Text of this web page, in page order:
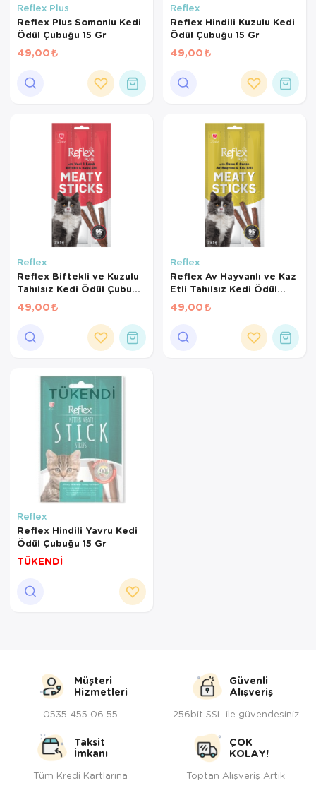
Reflex Plus
Reflex Plus Somonlu Kedi
Ödül Çubuğu 15 Gr
49,00
Reflex
Reflex Hindili Kuzulu Kedi
Ödül Çubuğu 15 Gr
49,00
Reflex
Reflex Biftekli ve Kuzulu
Tahılsız Kedi Ödül Çubuğu
15 Gr
49,00
Reflex
Reflex Av Hayvanlı ve Kaz
Etli Tahılsız Kedi Ödül
Çubuğu 15gr
49,00
TÜKENDI
Reflex
Reflex Hindili Yavru Kedi
Ödül Çubuğu 15 Gr
TÜKENDİ
Müşteri
Hizmetleri
0535 455 06 55
Güvenli
Alışveriş
256bit SSL ile güvendesiniz
Taksit
İmkanı
Tüm Kredi Kartlarına
ÇOK
KOLAY!
Toptan Alışveriş Artık